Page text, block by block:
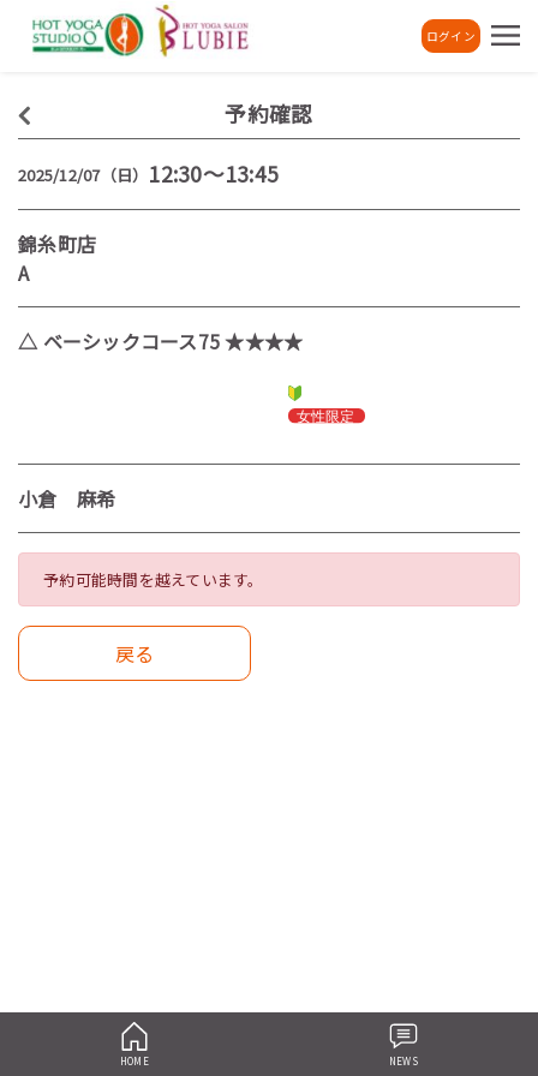
ログイン
予約確認
2025/12/07（日） 12:30～13:45
錦糸町店
A
△ ベーシックコース75 ★★★★
小倉 麻希
予約可能時間を越えています。
戻る
HOME NEWS